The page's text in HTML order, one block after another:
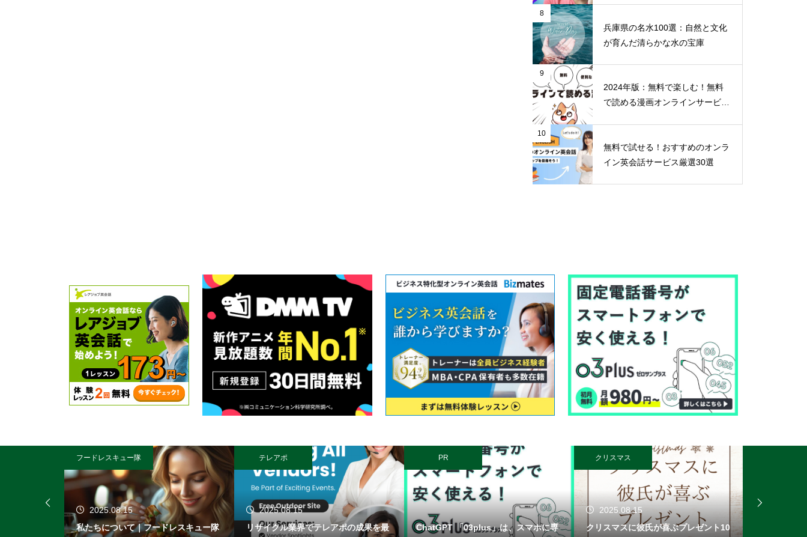
8
兵庫県の名水100選：自然と文化
が育んだ清らかな水の宝庫
9
2024年版：無料で楽しむ！無料
で読める漫画オンラインサービス
10
無料で試せる！おすすめのオンラ
イン英会話サービス厳選30選
フードレスキュー隊
2025.08.15
私たちについて｜フードレスキュー隊
テレアポ
2025.08.15
リサイクル業界でテレアポの成果を最
PR
ChatGPT 「03plus」は、スマホに専
クリスマス
2025.08.15
クリスマスに彼氏が喜ぶプレゼント10